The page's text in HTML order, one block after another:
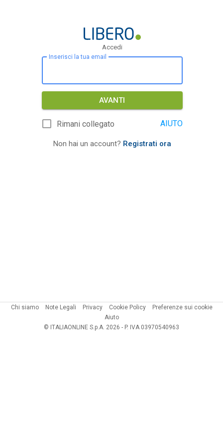
Accedi
Inserisci la tua email
AVANTI
Rimani collegato AIUTO
Non hai un account? Registrati ora
Chi siamo Note Legali Privacy Cookie Policy
Preferenze sui cookie
Aiuto
© ITALIAONLINE S.p.A. 2026 - P. IVA 03970540963